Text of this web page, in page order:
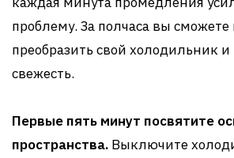
проблему. За полчаса вы
преобразить свой холодильник и
свежесть.
Первые пять минут посвятите
пространства. Выключите